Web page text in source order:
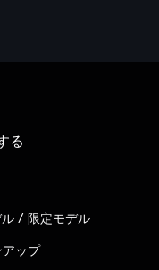
る
/ 限定モデル
ップ